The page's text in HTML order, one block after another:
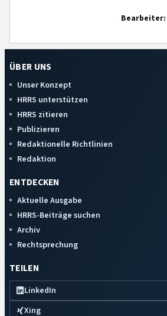
Bearbeiter:
ÜBER UNS
Unser Konzept
HRRS unterstützen
HRRS zitieren
Publizieren
Redaktionelle Richtlinien
Redaktion
ENTDECKEN
Aktuelle Ausgabe
HRRS-Beiträge suchen
Archiv
Rechtsprechung
TEILEN
LinkedIn
Xing